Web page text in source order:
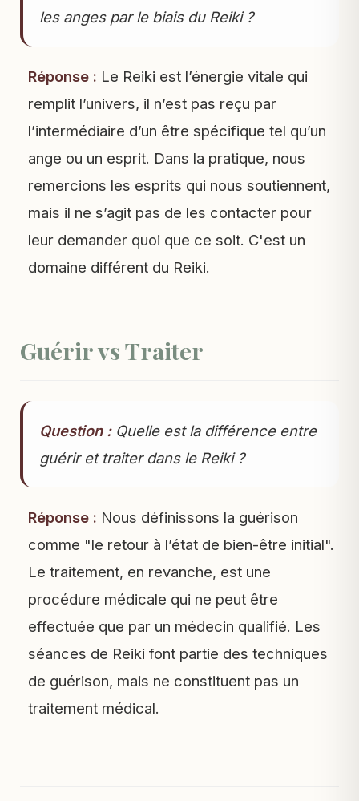
les anges par le biais du Reiki ?
Réponse : Le Reiki est l’énergie vitale qui
remplit l’univers, il n’est pas reçu par
l’intermédiaire d’un être spécifique tel qu’un
ange ou un esprit. Dans la pratique, nous
remercions les esprits qui nous soutiennent,
mais il ne s’agit pas de les contacter pour
leur demander quoi que ce soit. C'est un
domaine différent du Reiki.
Guérir vs Traiter
Question :Quelle est la différence entre
guérir et traiter dans le Reiki ?
Réponse : Nous définissons la guérison
comme "le retour à l’état de bien-être initial".
Le traitement, en revanche, est une
procédure médicale qui ne peut être
effectuée que par un médecin qualifié. Les
séances de Reiki font partie des techniques
de guérison, mais ne constituent pas un
traitement médical.